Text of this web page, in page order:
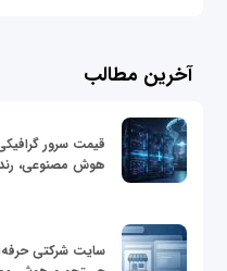
آخرین مطالب
هوش مصنوعی،
سایت شرکتی